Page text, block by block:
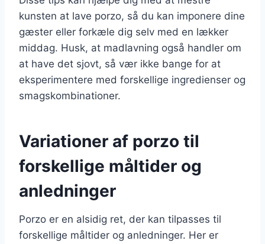
kunsten at lave porzo, så du kan imponere dine
gæster eller forkæle dig selv med en lækker
middag. Husk, at madlavning også handler om
at have det sjovt, så vær ikke bange for at
eksperimentere med forskellige ingredienser og
smagskombinationer.
Variationer af porzo til
forskellige måltider og
anledninger
Porzo er en alsidig ret, der kan tilpasses til
forskellige måltider og anledninger. Her er